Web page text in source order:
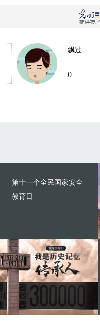
飘过
0
第十一个全民国家安全
教育日